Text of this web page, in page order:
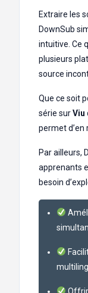
Extraire les
DownSub
intuitive. Ce
plusieurs
source
Que ce soit
série surViu
permet d’en
Par ailleurs,
apprenants
besoin